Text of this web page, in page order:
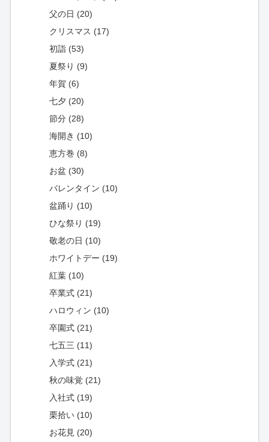
父の日 (20)
クリスマス (17)
初詣 (53)
夏祭り (9)
年賀 (6)
七夕 (20)
節分 (28)
海開き (10)
恵方巻 (8)
お盆 (30)
バレンタイン (10)
盆踊り (10)
ひな祭り (19)
敬老の日 (10)
ホワイトデー (19)
紅葉 (10)
卒業式 (21)
ハロウィン (10)
卒園式 (21)
七五三 (11)
入学式 (21)
秋の味覚 (21)
入社式 (19)
栗拾い (10)
お花見 (20)